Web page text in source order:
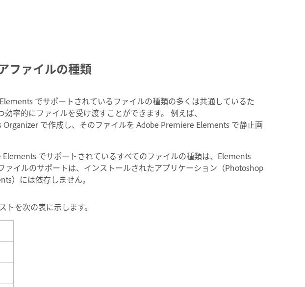
ファイルの種類
でサポートされているファイルの種類の多くは共通しているた
率的にファイルを受け渡すことができます。 例えば、
で作成し、そのファイルを Adobe Premiere Elements で静止画
でサポートされているすべてのファイルの種類は、Elements
ァイルのサポートは、インストールされたアプリケーション（Photoshop
）には依存しません。
を次の表に示します。